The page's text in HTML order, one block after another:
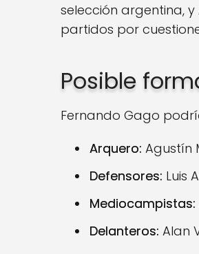
selección argentina, y
partidos por
Posible
Fernando Gago
Arquero: Agustín
Defensores: Luis
Mediocampistas:
Delanteros: Alan